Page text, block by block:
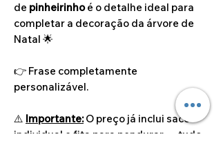
de pinheirinhoé o detalhe ideal para
completar a decoração da árvore de
Natal 🌟
👉 Frase completamente
personalizável.
⚠️ Importante:O preço já inclui saco
individual e fita para pendurar — tudo